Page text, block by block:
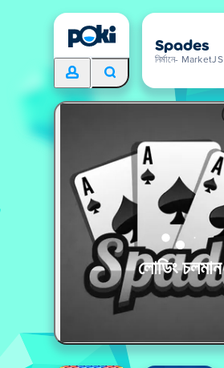
Spades
নির্মানে- MarketJS
লোডিং চলমান